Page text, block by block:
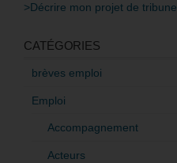
>Décrire mon projet de tribune
CATÉGORIES
brèves emploi
Emploi
Accompagnement
Acteurs